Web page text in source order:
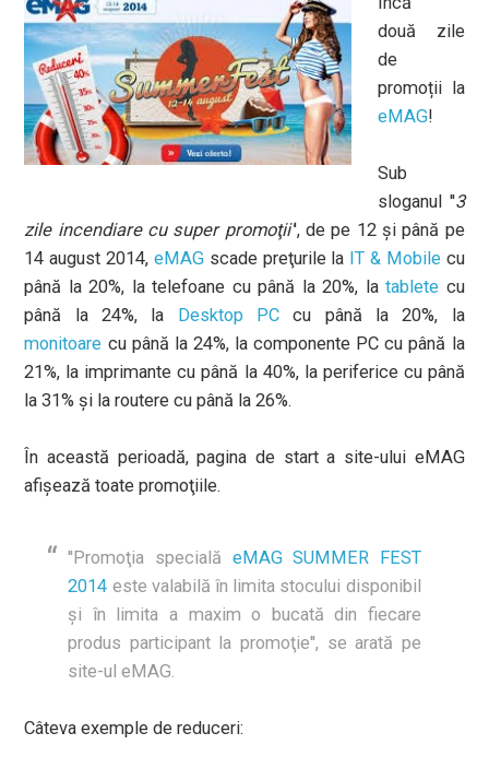
două zile
de
promoții la
eMAG!
Sub
sloganul ''3
zile incendiare cu super promoţii'', de pe 12 și până pe
14 august 2014, eMAGscade preţurile la IT & Mobilecu
până la 20%, la telefoane cu până la 20%, latablete cu
până la 24%, la Desktop PC cu până la 20%, la
monitoare cu până la 24%, la componente PC cu până la
21%, la imprimante cu până la 40%, la periferice cu până
la 31% şi la routere cu până la 26%.
În această perioadă, pagina de start a site-ului eMAG
afişează toate promoţiile.
''Promoţia specială eMAG SUMMER FEST
2014 este valabilă în limita stocului disponibil
şi în limita a maxim o bucată din fiecare
produs participant la promoţie'', se arată pe
site-ul eMAG.
Câteva exemple de reduceri: